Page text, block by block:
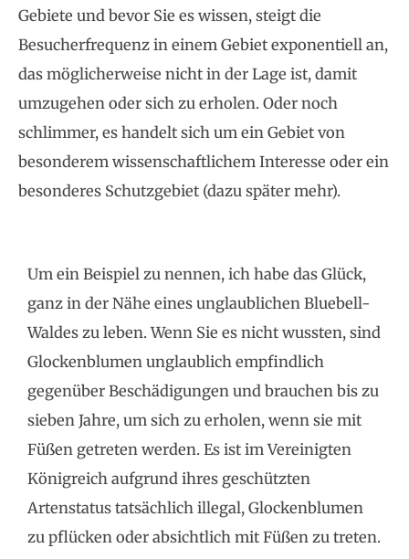
Gebiete und bevor Sie es wissen, steigt die
Besucherfrequenz in einem Gebiet exponentiell an,
das möglicherweise nicht in der Lage ist, damit
umzugehen oder sich zu erholen. Oder noch
schlimmer, es handelt sich um ein Gebiet von
besonderem wissenschaftlichem Interesse oder ein
besonderes Schutzgebiet (dazu später mehr).
Um ein Beispiel zu nennen, ich habe das Glück,
ganz in der Nähe eines unglaublichen Bluebell-
Waldes zu leben. Wenn Sie es nicht wussten, sind
Glockenblumen unglaublich empfindlich
gegenüber Beschädigungen und brauchen bis zu
sieben Jahre, um sich zu erholen, wenn sie mit
Füßen getreten werden. Es ist im Vereinigten
Königreich aufgrund ihres geschützten
Artenstatus tatsächlich illegal, Glockenblumen
zu pflücken oder absichtlich mit Füßen zu treten.